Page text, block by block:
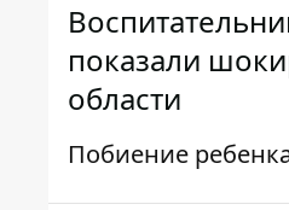
показали
области
Побиение